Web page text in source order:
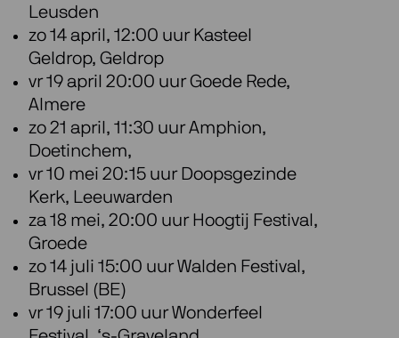
Leusden
zo 14 april, 12:00 uur Kasteel
Geldrop, Geldrop
vr 19 april 20:00 uur Goede Rede,
Almere
zo 21 april, 11:30 uur Amphion,
Doetinchem,
vr 10 mei 20:15 uur Doopsgezinde
Kerk, Leeuwarden
za 18 mei, 20:00 uur Hoogtij Festival,
Groede
zo 14 juli 15:00 uur Walden Festival,
Brussel (BE)
vr 19 juli 17:00 uur Wonderfeel